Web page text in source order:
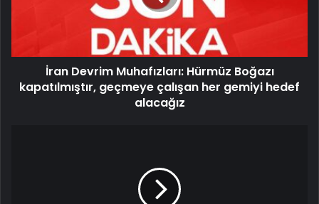
İran Devrim Muhafızları: Hürmüz Boğazı
kapatılmıştır, geçmeye çalışan her gemiyi hedef
alacağız